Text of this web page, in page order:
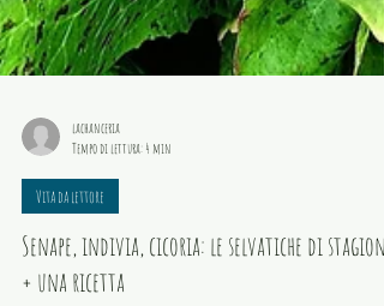
Tempo di lettura: 4 min
Vita da lettore
Senape, indivia, cicoria: le selvatiche di stagione